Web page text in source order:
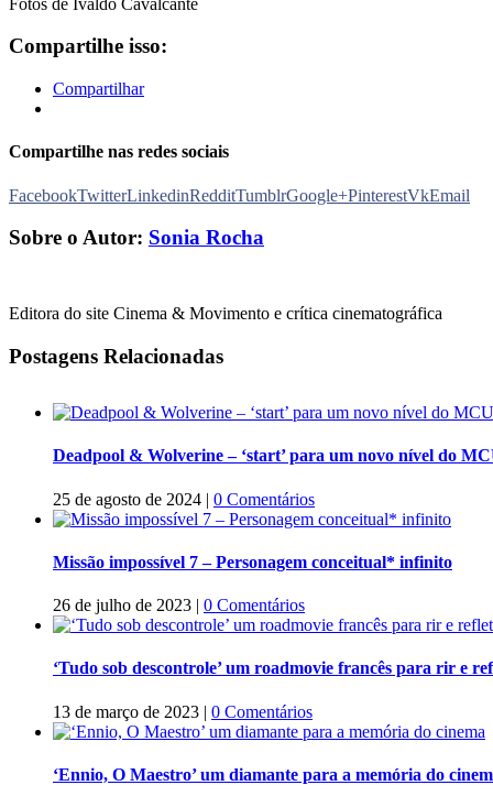
Compartilhe isso:
Compartilhar
Compartilhe nas redes sociais
FacebookTwitterLinkedinRedditTumblrGoogle+PinterestVkEmail
Sobre o Autor: Sonia Rocha
Editora do site Cinema & Movimento e crítica cinematográfica
Postagens Relacionadas
Deadpool & Wolverine – ‘start’ para um novo nível do
25 de agosto de 2024 | 0 Comentários
Missão impossível 7 – Personagem conceitual* infinito
26 de julho de 2023 | 0 Comentários
‘Tudo sob descontrole’ um roadmovie francês para rir e
13 de março de 2023 | 0 Comentários
‘Ennio, O Maestro’ um diamante para a memória do